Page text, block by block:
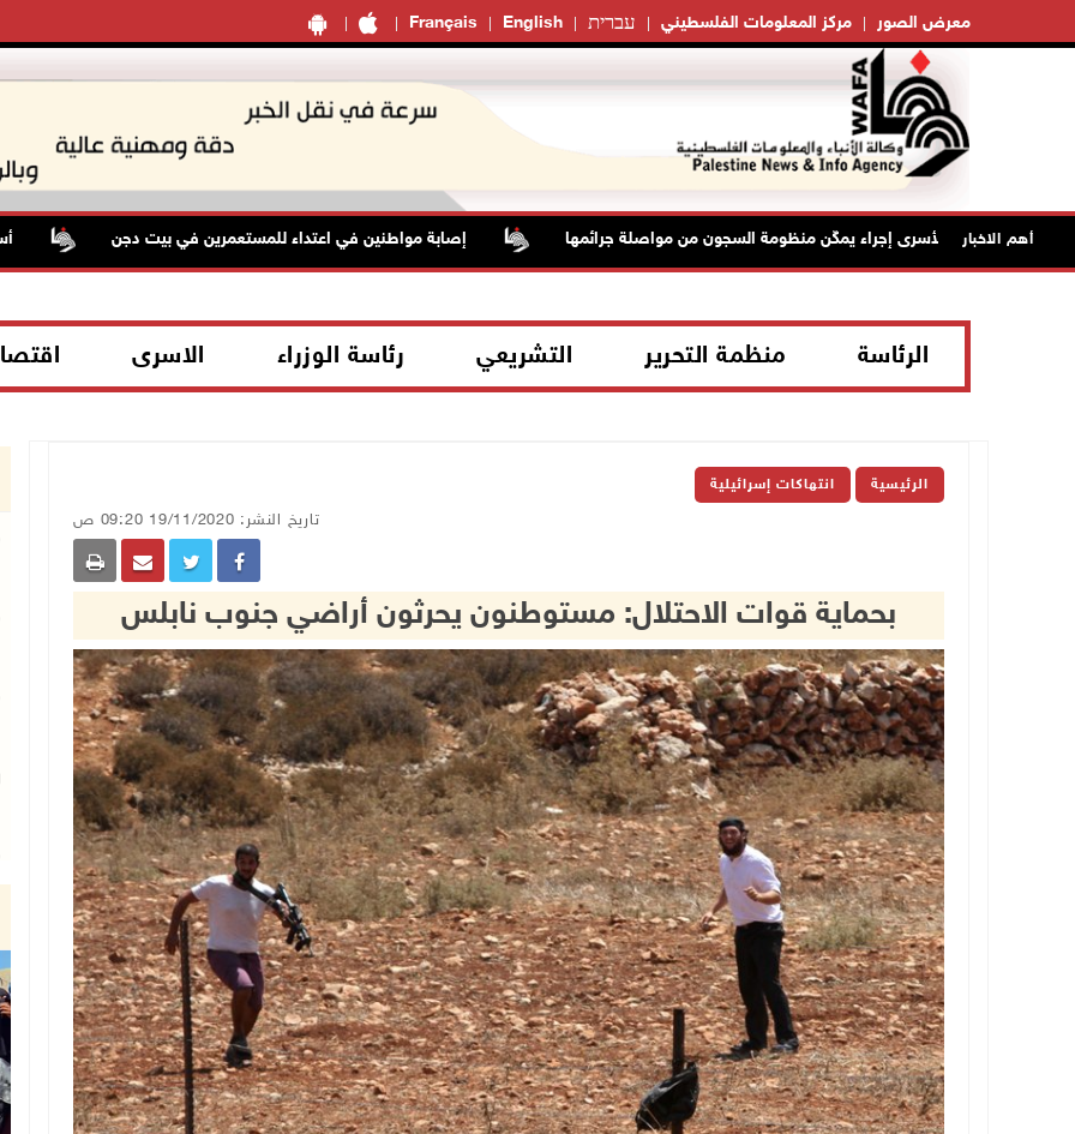
Français English עברית مركز المعلومات الفلسطيني معرض الصور
أهم الاخبار
منع زيارات الأسرى إجراء يمكّن منظومة السجون من مواصلة جرائمها إصابة مواطنين في اعتداء للمستعمرين في بيت دجن أسعار
الرئاسة منظمة التحرير التشريعي رئاسة الوزراء الاسرى
الرئيسية انتهاكات إسرائيلية
تاريخ النشر: 19/11/2020 09:20 ص
بحماية قوات الاحتلال: مستوطنون يحرثون أراضي جنوب نابلس